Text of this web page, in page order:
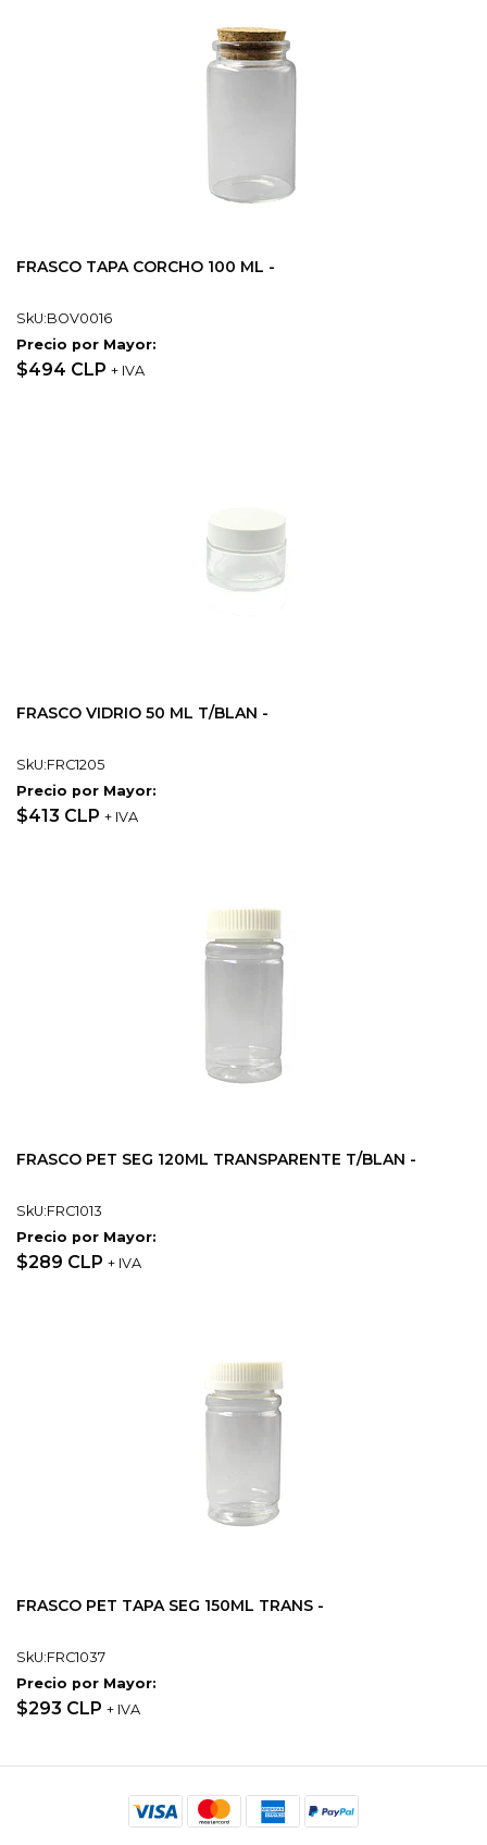
FRASCO TAPA CORCHO 100 ML -
SkU:BOV0016
Precio por Mayor:
$494 CLP + IVA
FRASCO VIDRIO 50 ML T/BLAN -
SkU:FRC1205
Precio por Mayor:
$413 CLP + IVA
FRASCO PET SEG 120ML TRANSPARENTE T/BLAN -
SkU:FRC1013
Precio por Mayor:
$289 CLP + IVA
FRASCO PET TAPA SEG 150ML TRANS -
SkU:FRC1037
Precio por Mayor:
$293 CLP + IVA